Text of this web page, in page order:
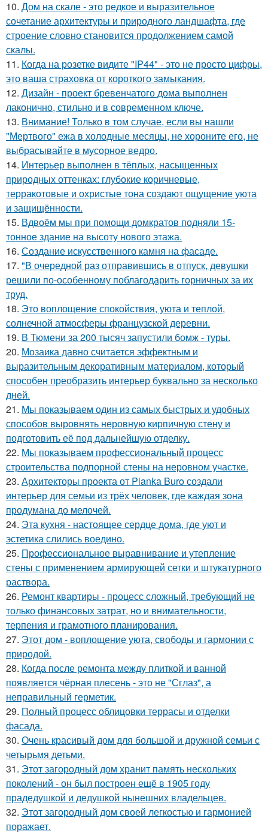
10. Дом на скале - это редкое и выразительное
сочетание архитектуры и природного ландшафта, где
строение словно становится продолжением самой
скалы.
11. Когда на розетке видите "IP44" - это не просто цифры,
это ваша страховка от короткого замыкания.
12. Дизайн - проект бревенчатого дома выполнен
лаконично, стильно и в современном ключе.
13. Внимание! Только в том случае, если вы нашли
"Мертвого" ежа в холодные месяцы, не хороните его, не
выбрасывайте в мусорное ведро.
14. Интерьер выполнен в тёплых, насыщенных
природных оттенках: глубокие коричневые,
терракотовые и охристые тона создают ощущение уюта
и защищённости.
15. Вдвоём мы при помощи домкратов подняли 15-
тонное здание на высоту нового этажа.
16. Создание искусственного камня на фасаде.
17. "В очередной раз отправившись в отпуск, девушки
решили по-особенному поблагодарить горничных за их
труд.
18. Это воплощение спокойствия, уюта и теплой,
солнечной атмосферы французской деревни.
19. В Тюмени за 200 тысяч запустили бомж - туры.
20. Мозаика давно считается эффектным и
выразительным декоративным материалом, который
способен преобразить интерьер буквально за несколько
дней.
21. Мы показываем один из самых быстрых и удобных
способов выровнять неровную кирпичную стену и
подготовить её под дальнейшую отделку.
22. Мы показываем профессиональный процесс
строительства подпорной стены на неровном участке.
23. Архитекторы проекта от Planka Buro создали
интерьер для семьи из трёх человек, где каждая зона
продумана до мелочей.
24. Эта кухня - настоящее сердце дома, где уют и
эстетика слились воедино.
25. Профессиональное выравнивание и утепление
стены с применением армирующей сетки и штукатурного
раствора.
26. Ремонт квартиры - процесс сложный, требующий не
только финансовых затрат, но и внимательности,
терпения и грамотного планирования.
27. Этот дом - воплощение уюта, свободы и гармонии с
природой.
28. Когда после ремонта между плиткой и ванной
появляется чёрная плесень - это не "Сглаз", а
неправильный герметик.
29. Полный процесс облицовки террасы и отделки
фасада.
30. Очень красивый дом для большой и дружной семьи с
четырьмя детьми.
31. Этот загородный дом хранит память нескольких
поколений - он был построен ещё в 1905 году
прадедушкой и дедушкой нынешних владельцев.
32. Этот загородный дом своей легкостью и гармонией
поражает.